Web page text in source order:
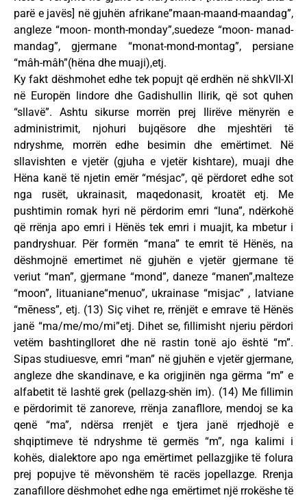
parë e javës] në gjuhën afrikane”maan-maand-maandag”,
angleze “moon- month-monday”,suedeze “moon- manad-
mandag”, gjermane “monat-mond-montag”, persiane
“mâh-mâh”(hëna dhe muaji),etj.
Ky fakt dëshmohet edhe tek popujt që erdhën në shkVII-XI
në Europën lindore dhe Gadishullin Ilirik, që sot quhen
“sllavë”. Ashtu sikurse morrën prej Ilirëve mënyrën e
administrimit, njohuri bujqësore dhe mjeshtëri të
ndryshme, morrën edhe besimin dhe emërtimet. Në
sllavishten e vjetër (gjuha e vjetër kishtare), muaji dhe
Hëna kanë të njetin emër “mésjac”, që përdoret edhe sot
nga rusët, ukrainasit, maqedonasit, kroatët etj. Me
pushtimin romak hyri në përdorim emri “luna”, ndërkohë
që rrënja apo emri i Hënës tek emri i muajit, ka mbetur i
pandryshuar. Për formën “mana” te emrit të Hënës, na
dëshmojnë emertimet në gjuhën e vjetër gjermane të
veriut “man”, gjermane “mond”, daneze “manen”,malteze
“moon”, lituaniane“menuo”, ukrainase “misjac” , latviane
“mēness”, etj. (13) Siç vihet re, rrënjët e emrave të Hënës
janë “ma/me/mo/mi”etj. Dihet se, fillimisht njeriu përdori
vetëm bashtinglloret dhe në rastin tonë ajo është “m”.
Sipas studiuesve, emri “man” në gjuhën e vjetër gjermane,
angleze dhe skandinave, e ka origjinën nga gërma “m” e
alfabetit të lashtë grek (pellazg-shën im). (14) Me fillimin
e përdorimit të zanoreve, rrënja zanafllore, mendoj se ka
qenë “ma”, ndërsa rrenjët e tjera janë rrjedhojë e
shqiptimeve të ndryshme të germës “m”, nga kalimi i
kohës, dialektore apo nga emërtimet pellazgjike të folura
prej popujve të mëvonshëm të racës jopellazge. Rrenja
zanafillore dëshmohet edhe nga emërtimet një rrokëshe të